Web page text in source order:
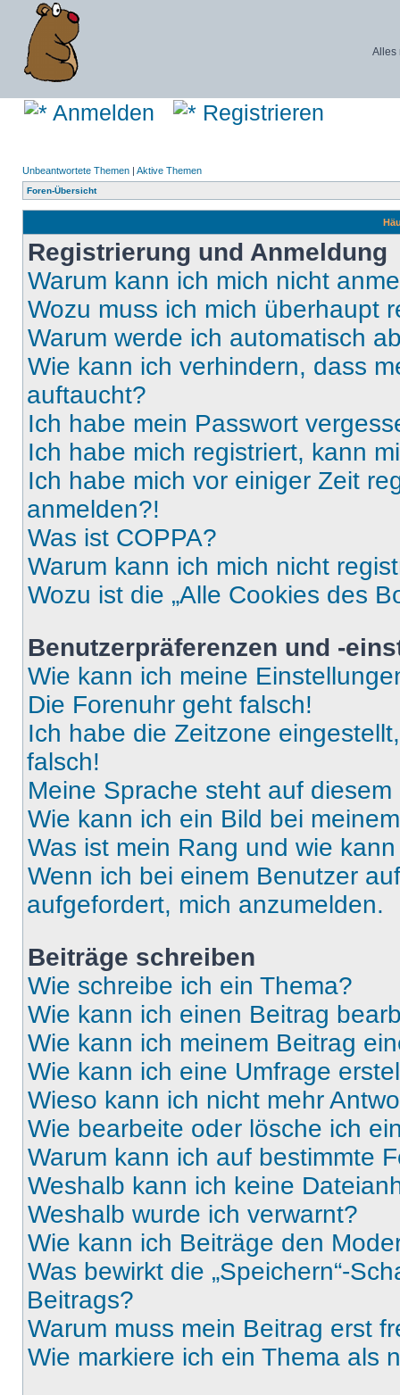
Alles
Anmelden Registrieren
Unbeantwortete Themen | Aktive Themen
Foren-Übersicht
Registrierung und Anmeldung
Warum kann ich mich nicht
Wozu muss ich mich überhaupt
Warum werde ich automatisch
Wie kann ich verhindern, dass
auftaucht?
Ich habe mein Passwort
Ich habe mich registriert, kann
Ich habe mich vor einiger Zeit
anmelden?!
Was ist COPPA?
Warum kann ich mich nicht
Wozu ist die „Alle Cookies des
Benutzerpräferenzen und -
Wie kann ich meine
Die Forenuhr geht falsch!
Ich habe die Zeitzone
falsch!
Meine Sprache steht auf
Wie kann ich ein Bild bei
Was ist mein Rang und wie
Wenn ich bei einem Benutzer
aufgefordert, mich anzumelden.
Beiträge schreiben
Wie schreibe ich ein Thema?
Wie kann ich einen Beitrag
Wie kann ich meinem Beitrag
Wie kann ich eine Umfrage
Wieso kann ich nicht mehr
Wie bearbeite oder lösche ich
Warum kann ich auf bestimmte
Weshalb kann ich keine
Weshalb wurde ich verwarnt?
Wie kann ich Beiträge den
Was bewirkt die „Speichern“-
Beitrags?
Warum muss mein Beitrag erst
Wie markiere ich ein Thema als